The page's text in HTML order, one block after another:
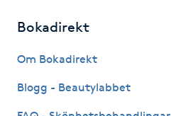
Keratinbehandling
Bokadirekt
Om Bokadirekt
Blogg - Beautylabbet